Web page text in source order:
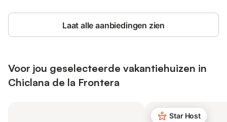
Laat alle aanbiedingen zien
Voor jou geselecteerde vakantiehuizen in
Chiclana de la Frontera
Star Host